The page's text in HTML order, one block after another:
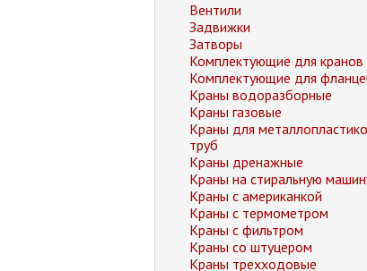
Вентили
Задвижки
Затворы
Комплектующие для кранов
Комплектующие для
Краны водоразборные
Краны газовые
Краны для
труб
Краны дренажные
Краны на стиральную
Краны с американкой
Краны с термометром
Краны с фильтром
Краны со штуцером
Краны трехходовые